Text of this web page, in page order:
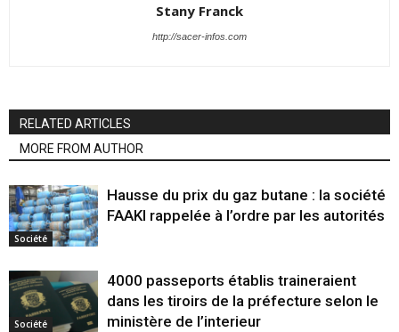
Stany Franck
http://sacer-infos.com
RELATED ARTICLES
MORE FROM AUTHOR
Société
Hausse du prix du gaz butane : la société
FAAKI rappelée à l’ordre par les autorités
Société
4000 passeports établis traineraient
dans les tiroirs de la préfecture selon le
ministère de l’interieur